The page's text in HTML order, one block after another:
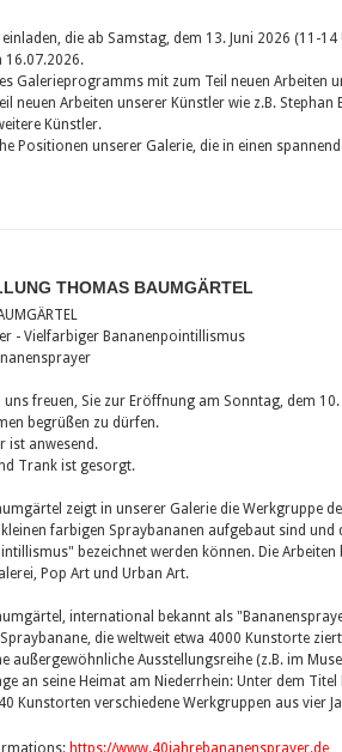
einladen, die ab Samstag, dem 13. Juni 2026 (11-
16.07.2026.
Galerieprogramms mit zum Teil neuen Arbeiten
Arbeiten unserer Künstler wie z.B. Stephan
Künstler.
Positionen unserer Galerie, die in einen
THOMAS BAUMGÄRTEL
- Vielfarbiger Bananenpointillismus
uns freuen, Sie zur Eröffnung am Sonntag, dem
begrüßen zu dürfen.
ist anwesend.
Trank ist gesorgt.
zeigt in unserer Galerie die Werkgruppe
farbigen Spraybananen aufgebaut sind
bezeichnet werden können. Die
Pop Art und Urban Art.
international bekannt als
die weltweit etwa 4000 Kunstorte
außergewöhnliche Ausstellungsreihe (z.B. im
an seine Heimat am Niederrhein: Unter dem Titel
Kunstorten verschiedene Werkgruppen aus vier
https://www.40jahrebananensprayer.de